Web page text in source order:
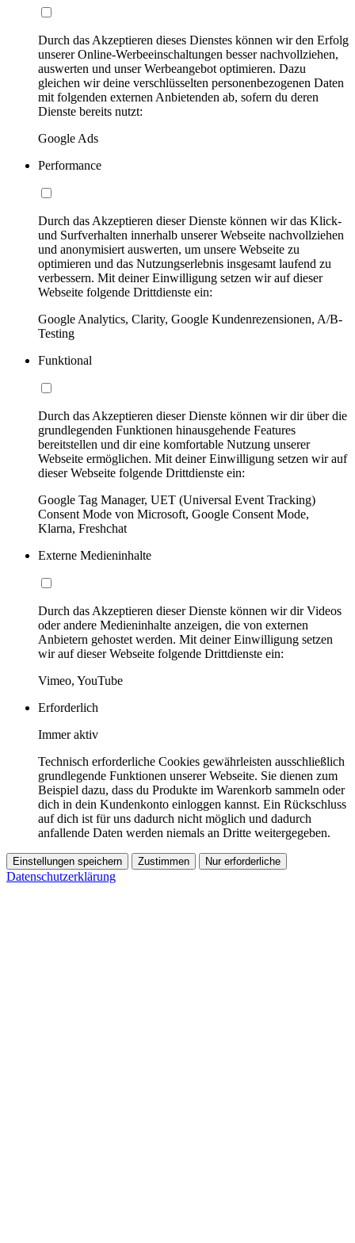
Durch das Akzeptieren dieses Dienstes können wir den Erfolg
unserer Online-Werbeeinschaltungen besser nachvollziehen,
auswerten und unser Werbeangebot optimieren. Dazu
gleichen wir deine verschlüsselten personenbezogenen Daten
mit folgenden externen Anbietenden ab, sofern du deren
Dienste bereits nutzt:
Google Ads
Performance
Durch das Akzeptieren dieser Dienste können wir das Klick-
und Surfverhalten innerhalb unserer Webseite nachvollziehen
und anonymisiert auswerten, um unsere Webseite zu
optimieren und das Nutzungserlebnis insgesamt laufend zu
verbessern. Mit deiner Einwilligung setzen wir auf dieser
Webseite folgende Drittdienste ein:
Google Analytics, Clarity, Google Kundenrezensionen, A/B-
Testing
Funktional
Durch das Akzeptieren dieser Dienste können wir dir über die
grundlegenden Funktionen hinausgehende Features
bereitstellen und dir eine komfortable Nutzung unserer
Webseite ermöglichen. Mit deiner Einwilligung setzen wir auf
dieser Webseite folgende Drittdienste ein:
Google Tag Manager, UET (Universal Event Tracking)
Consent Mode von Microsoft, Google Consent Mode,
Klarna, Freshchat
Externe Medieninhalte
Durch das Akzeptieren dieser Dienste können wir dir Videos
oder andere Medieninhalte anzeigen, die von externen
Anbietern gehostet werden. Mit deiner Einwilligung setzen
wir auf dieser Webseite folgende Drittdienste ein:
Vimeo, YouTube
Erforderlich
Immer aktiv
Technisch erforderliche Cookies gewährleisten ausschließlich
grundlegende Funktionen unserer Webseite. Sie dienen zum
Beispiel dazu, dass du Produkte im Warenkorb sammeln oder
dich in dein Kundenkonto einloggen kannst. Ein Rückschluss
auf dich ist für uns dadurch nicht möglich und dadurch
anfallende Daten werden niemals an Dritte weitergegeben.
Einstellungen speichern Zustimmen Nur erforderliche
Datenschutzerklärung